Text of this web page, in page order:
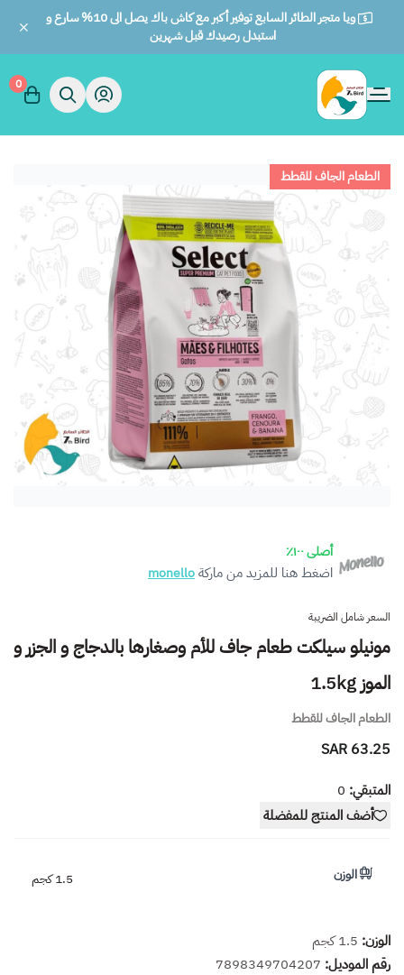
ويا متجر الطائر السابع توفير أكبر مع كاش باك يصل الى 10% سارع و
استبدل رصيدك قبل شهرين
الطائر السابع للحيوانات
0
الطعام الجاف للقطط
أصلى ١٠٠٪
اضغط هنا للمزيد من ماركةmonello
السعر شامل الضريبة
مونيلو سيلكت طعام جاف للأم وصغارها بالدجاج و الجزر و
الموز 1.5kg
الطعام الجاف للقطط
63.25 SAR
المتبقي: 0
أضف المنتج للمفضلة
الوزن 1.5 كجم
الوزن: 1.5 كجم
رقم الموديل: 7898349704207